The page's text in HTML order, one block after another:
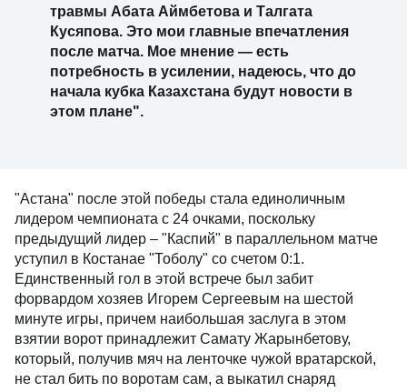
травмы Абата Аймбетова и Талгата
Кусяпова. Это мои главные впечатления
после матча. Мое мнение — есть
потребность в усилении, надеюсь, что до
начала кубка Казахстана будут новости в
этом плане".
"Астана" после этой победы стала единоличным
лидером чемпионата с 24 очками, поскольку
предыдущий лидер – "Каспий" в параллельном матче
уступил в Костанае "Тоболу" со счетом 0:1.
Единственный гол в этой встрече был забит
форвардом хозяев Игорем Сергеевым на шестой
минуте игры, причем наибольшая заслуга в этом
взятии ворот принадлежит Самату Жарынбетову,
который, получив мяч на ленточке чужой вратарской,
не стал бить по воротам сам, а выкатил снаряд